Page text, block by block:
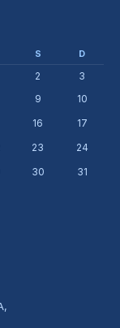
S D
2
3
9 10
16
17
23
24
30 31